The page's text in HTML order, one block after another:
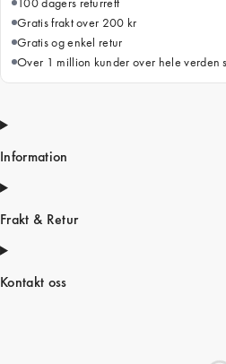
Gratis frakt over 200 kr
Gratis og enkel retur
Over 1 million kunder over hele verden
Information
Frakt & Retur
Kontakt oss